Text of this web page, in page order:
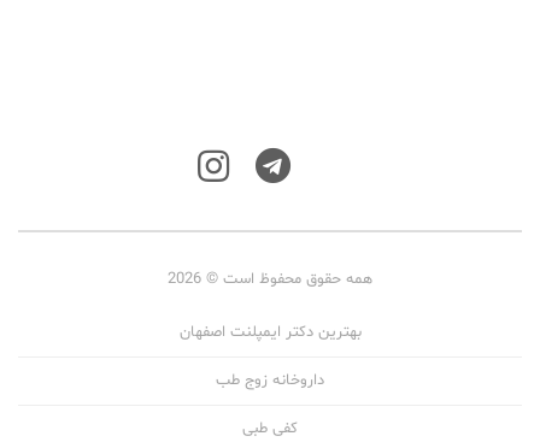
همه حقوق محفوظ است © 2026
بهترین دکتر ایمپلنت اصفهان
داروخانه زوج طب
کفی طبی